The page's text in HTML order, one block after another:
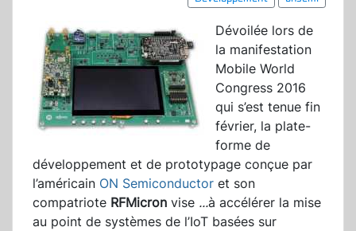
Dévoilée lors de
la manifestation
Mobile World
Congress 2016
qui s’est tenue fin
février, la plate-
forme de
développement et de prototypage conçue par
l’américain ON Semiconductor et son
compatriote RFMicron vise ...à accélérer la mise
au point de systèmes de l’IoT basées sur